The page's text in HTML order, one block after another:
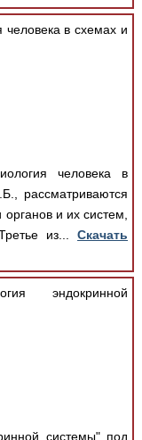
человека в схемах и
человека в
рассматриваются
и их систем,
из...Скачать
эндокринной
системы" под